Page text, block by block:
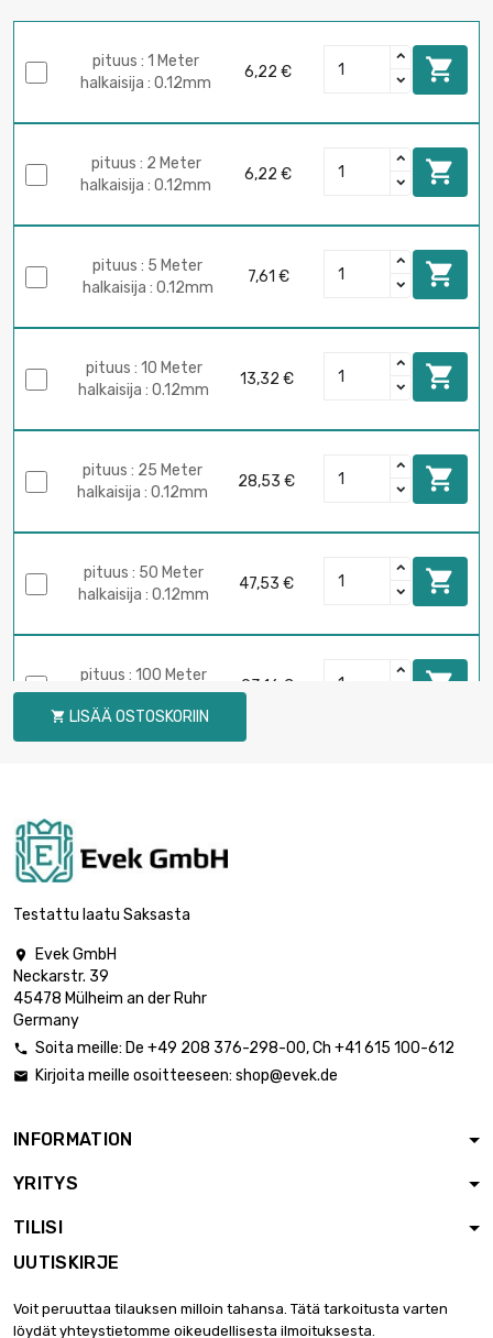
pituus : 1 Meter
halkaisija : 0.12mm
6,22 € 
pituus : 2 Meter
halkaisija : 0.12mm
6,22 € 
pituus : 5 Meter
halkaisija : 0.12mm
7,61 € 
pituus : 10 Meter
halkaisija : 0.12mm
13,32 € 
pituus : 25 Meter
halkaisija : 0.12mm
28,53 € 
pituus : 50 Meter
halkaisija : 0.12mm
47,53 € 
pituus : 100 Meter
halkaisija : 0.12mm
93,16 € 
pituus : 1 Meter
halkaisija : 0.5mm
pituus : 2 Meter
halkaisija : 0.5mm
231,06 € 
 LISÄÄ OSTOSKORIIN
Testattu laatu Saksasta

Evek GmbH
Neckarstr. 39
45478 Mülheim an der Ruhr
Germany
 Soita meille: De +49 208 376-298-00, Ch +41 615 100-612
 Kirjoita meille osoitteeseen: shop@evek.de
INFORMATION
YRITYS
TILISI
UUTISKIRJE
Voit peruuttaa tilauksen milloin tahansa. Tätä tarkoitusta varten
löydät yhteystietomme oikeudellisesta ilmoituksesta.